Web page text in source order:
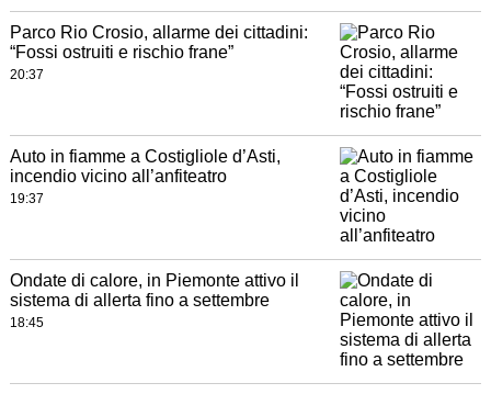
Parco Rio Crosio, allarme dei cittadini:
“Fossi ostruiti e rischio frane”
20:37
Auto in fiamme a Costigliole d’Asti,
incendio vicino all’anfiteatro
19:37
Ondate di calore, in Piemonte attivo il
sistema di allerta fino a settembre
18:45